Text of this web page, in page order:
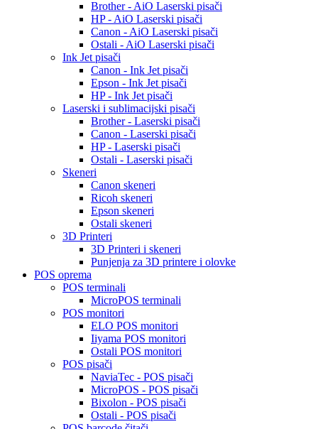
Brother - AiO Laserski pisači
HP - AiO Laserski pisači
Canon - AiO Laserski pisači
Ostali - AiO Laserski pisači
Ink Jet pisači
Canon - Ink Jet pisači
Epson - Ink Jet pisači
HP - Ink Jet pisači
Laserski i sublimacijski pisači
Brother - Laserski pisači
Canon - Laserski pisači
HP - Laserski pisači
Ostali - Laserski pisači
Skeneri
Canon skeneri
Ricoh skeneri
Epson skeneri
Ostali skeneri
3D Printeri
3D Printeri i skeneri
Punjenja za 3D printere i olovke
POS oprema
POS terminali
MicroPOS terminali
POS monitori
ELO POS monitori
Iiyama POS monitori
Ostali POS monitori
POS pisači
NaviaTec - POS pisači
MicroPOS - POS pisači
Bixolon - POS pisači
Ostali - POS pisači